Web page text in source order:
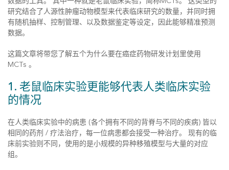
研究结合了人源性肿瘤动物模型来代表临床研究的数量，并同时拥
有随机抽样、控制管理、以及数据鉴定等设定，因此能够精准预测
数据。
这篇文章将带您了解五个为什么要在癌症药物研发计划里使用
MCTs 。
1. 老鼠临床实验更能够代表人类临床实验
的情况
在人类临床实验中的病患 (各个拥有不同的背脊与不同的疾病) 皆以
相同的药剂 / 疗法治疗，每一位病患都会接受一种治疗。 现有的临
床前实验则不同，使用的是小规模的异种移殖模型与大量的对应
组。